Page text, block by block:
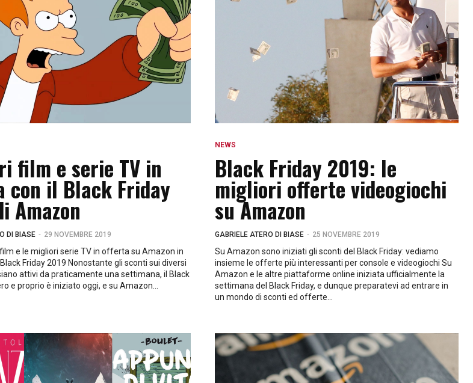
film e serie TV in
con il Black Friday
Amazon
DI BIASE - 29 NOVEMBRE 2019
e le migliori serie TV in offerta su Amazon in
Friday 2019 Nonostante gli sconti sui diversi
attivi da praticamente una settimana, il Black
e proprio è iniziato oggi, e su Amazon...
NEWS
Black Friday 2019: le
migliori offerte videogiochi
su Amazon
GABRIELE ATERO DI BIASE - 25 NOVEMBRE 2019
Su Amazon sono iniziati gli sconti del Black Friday: vediamo
insieme le offerte più interessanti per console e videogiochi Su
Amazon e le altre piattaforme online iniziata ufficialmente la
settimana del Black Friday, e dunque preparatevi ad entrare in
un mondo di sconti ed offerte...